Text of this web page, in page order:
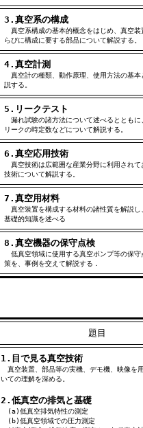
3.真空系の構成
真空系構成の基本的概念をはじめ、真空装
らびに構成に要する部品について解説する。
4.真空計測
真空計の種類、動作原理、使用方法の基
説する。
5.リークテスト
漏れ試験の諸方法について述べるととも
リークの時定数などについて解説する。
6.真空応用技術
真空技術は広範囲な産業分野に利用されて
技術について解説する。
7.真空用材料
真空装置を構成する材料の諸性質を解説
基礎的知識を述べる
8.真空機器の保守点検
低真空領域に使用する真空ポンプ等の保
策を、事例を交えて解説する．
題目
1.目で見る真空技術
真空装置、部品等の実機、デモ機、映像を
いての理解を深める。
2.低真空の排気と基礎
(a)低真空排気特性の測定
(b)低真空領域での圧力測定